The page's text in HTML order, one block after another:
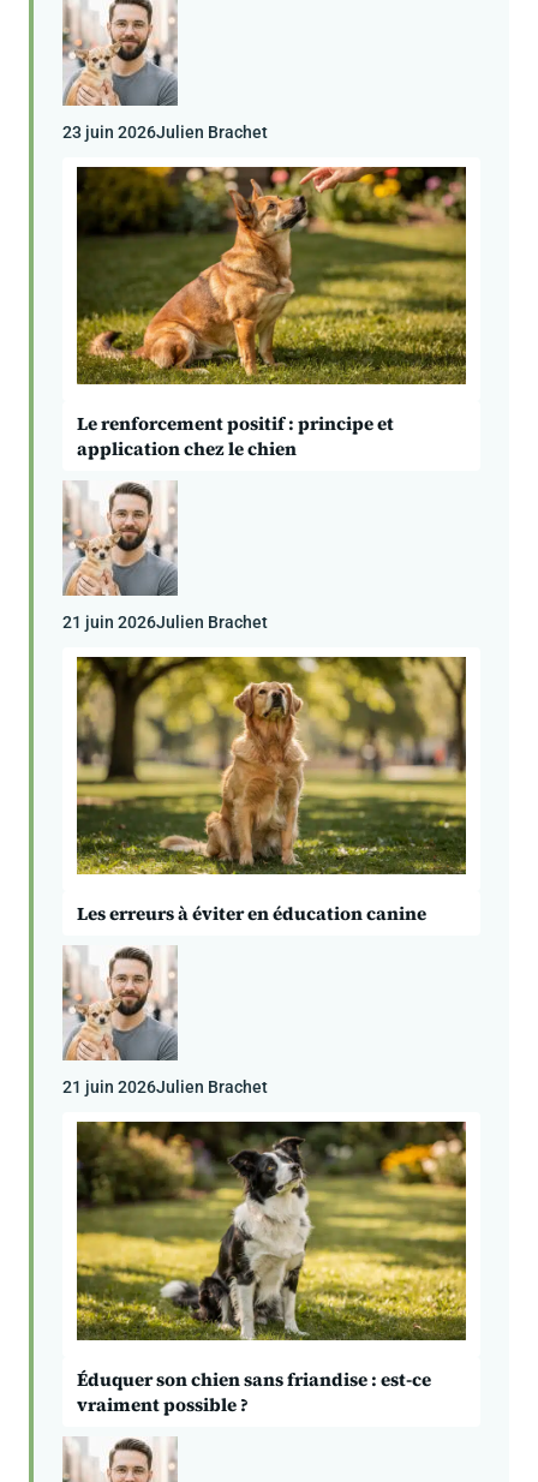
23 juin 2026Julien Brachet
Le renforcement positif : principe et
application chez le chien
21 juin 2026Julien Brachet
Les erreurs à éviter en éducation canine
21 juin 2026Julien Brachet
Éduquer son chien sans friandise : est-ce
vraiment possible ?